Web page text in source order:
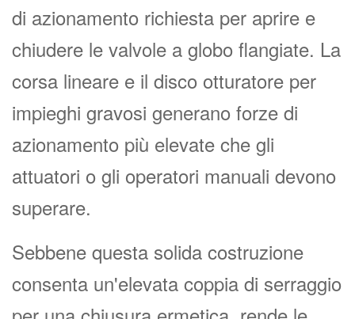
di azionamento richiesta per aprire e
chiudere le valvole a globo flangiate. La
corsa lineare e il disco otturatore per
impieghi gravosi generano forze di
azionamento più elevate che gli
attuatori o gli operatori manuali devono
superare.
Sebbene questa solida costruzione
consenta un'elevata coppia di serraggio